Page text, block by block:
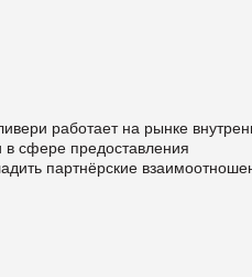
работает на рынке
в сфере предоставления
партнёрские